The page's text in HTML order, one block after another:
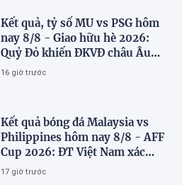
Kết quả, tỷ số MU vs PSG hôm
nay 8/8 - Giao hữu hè 2026:
Quỷ Đỏ khiến ĐKVĐ châu Âu
toát mồ hôi
16 giờ trước
Kết quả bóng đá Malaysia vs
Philippines hôm nay 8/8 - AFF
Cup 2026: ĐT Việt Nam xác
định đối thủ
17 giờ trước